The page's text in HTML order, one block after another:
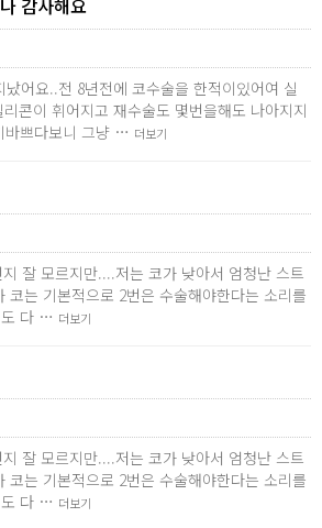
감사해요
어요..전 8년전에 코수술을 한적이있어여 실
콘이 휘어지고 재수술도 몇번을해도 나아지지
바쁘다보니 그냥 … 더보기
잘 모르지만....저는 코가 낮아서 엄청난 스트
코는 기본적으로 2번은 수술해야한다는 소리를
도 다 … 더보기
잘 모르지만....저는 코가 낮아서 엄청난 스트
코는 기본적으로 2번은 수술해야한다는 소리를
도 다 … 더보기